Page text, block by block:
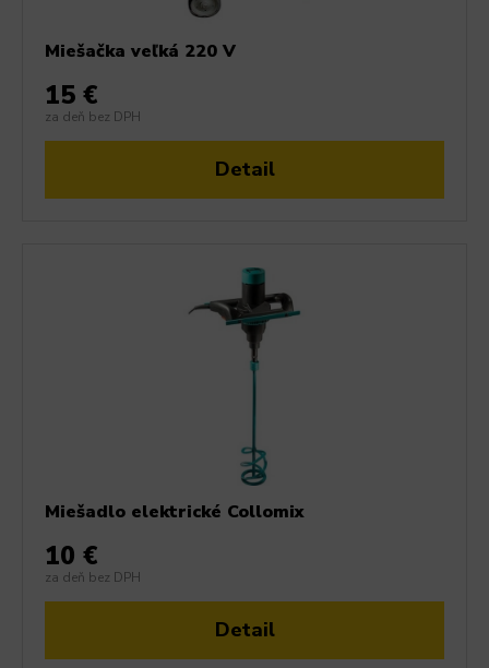
Miešačka veľká 220 V
15 €
za deň bez DPH
Detail
Miešadlo elektrické Collomix
10 €
za deň bez DPH
Detail